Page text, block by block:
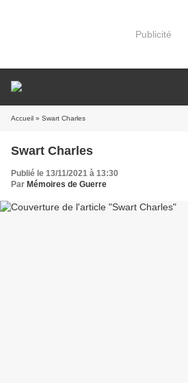
Publicité
Accueil » Swart Charles
Swart Charles
Publié le 13/11/2021 à 13:30
Par Mémoires de Guerre